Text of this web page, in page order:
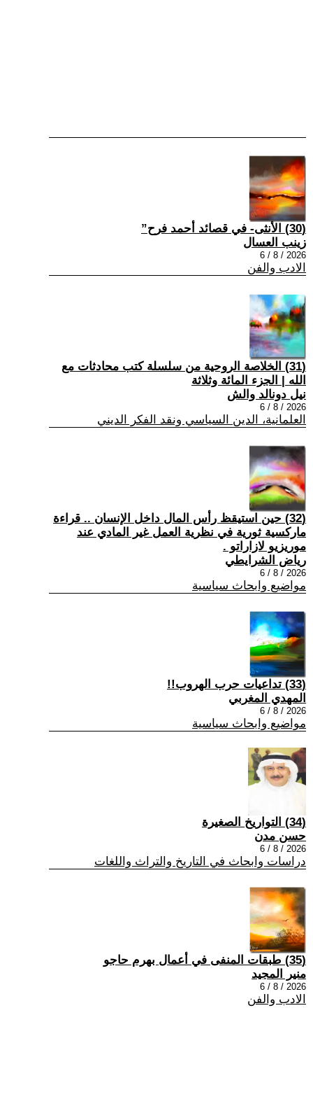
(30) الأنثى- في قصائد أحمد فرح”
زينب العسال
2026 / 8 / 6
الادب والفن
(31) الخلاصة الروحية من سلسلة كتب محادثات مع
الله | الجزء المائة وثلاثة
نيل دونالد والش
2026 / 8 / 6
العلمانية، الدين السياسي ونقد الفكر الديني
(32) حين استيقظ رأس المال داخل الإنسان .. قراءة
ماركسية ثورية في نظرية العمل غير المادي عند
موريزيو لازاراتو .
رياض الشرايطي
2026 / 8 / 6
مواضيع وابحاث سياسية
(33) تداعيات حرب الهروب!!
المهدي المغربي
2026 / 8 / 6
مواضيع وابحاث سياسية
(34) التواريخ الصغيرة
حسن مدن
2026 / 8 / 6
دراسات وابحاث في التاريخ والتراث واللغات
(35) طبقات المنفى في أعمال بهرم حاجو
منير المجيد
2026 / 8 / 6
الادب والفن